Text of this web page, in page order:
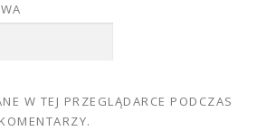
W TEJ PRZEGLĄDARCE PODCZAS